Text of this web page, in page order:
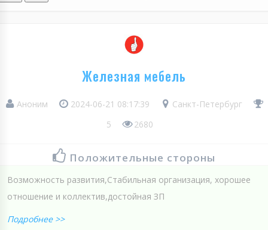
Железная мебель
Аноним 2024-06-21 08:17:39
Санкт-Петербург
5
2680
Положительные стороны
Возможность развития,Стабильная организация, хорошее
отношение и коллектив,достойная ЗП
Подробнее >>